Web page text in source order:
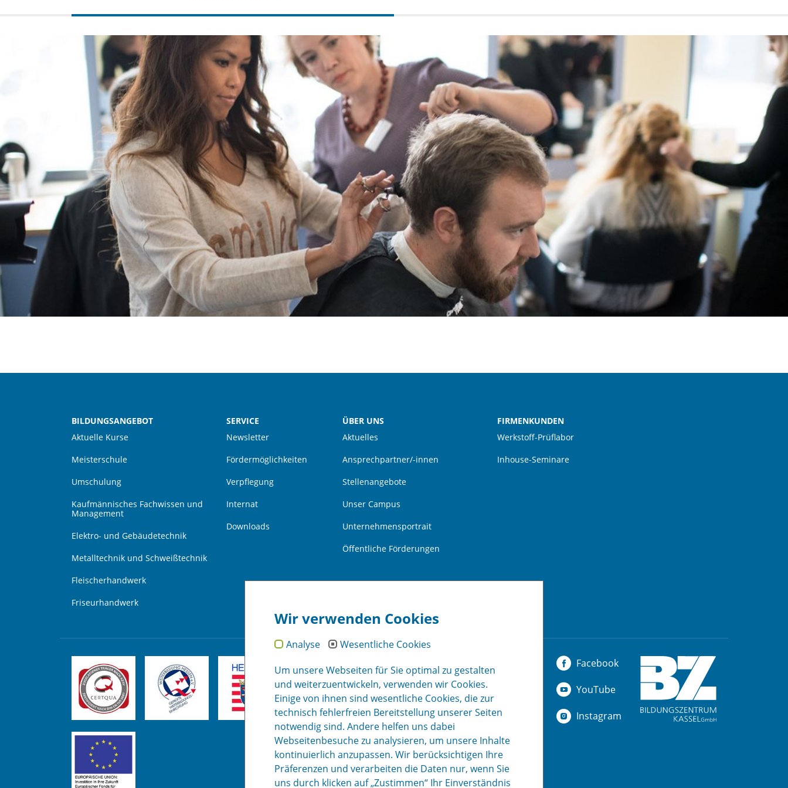
BILDUNGSANGEBOT
Aktuelle Kurse
Meisterschule
Umschulung
Kaufmännisches Fachwissen und
Management
Elektro- und Gebäudetechnik
Metalltechnik und Schweißtechnik
Fleischerhandwerk
Friseurhandwerk
SERVICE
Newsletter
Fördermöglichkeiten
Verpflegung
Internat
Downloads
ÜBER UNS
Aktuelles
Ansprechpartner/-innen
Stellenangebote
Unser Campus
Unternehmensportrait
Öffentliche Förderungen
FIRMENKUNDEN
Werkstoff-Prüflabor
Inhouse-Seminare
Facebook
YouTube
Instagram
Wir verwenden Cookies
Analyse
Wesentliche Cookies
Um unsere Webseiten für Sie optimal zu gestalten
und weiterzuentwickeln, verwenden wir Cookies.
Einige von ihnen sind wesentliche Cookies, die zur
technisch fehlerfreien Bereitstellung unserer Seiten
notwendig sind. Andere helfen uns dabei
Webseitenbesuche zu analysieren, um unsere Inhalte
kontinuierlich anzupassen. Wir berücksichtigen Ihre
Präferenzen und verarbeiten die Daten nur, wenn Sie
uns durch klicken auf „Zustimmen“ Ihr Einverständnis